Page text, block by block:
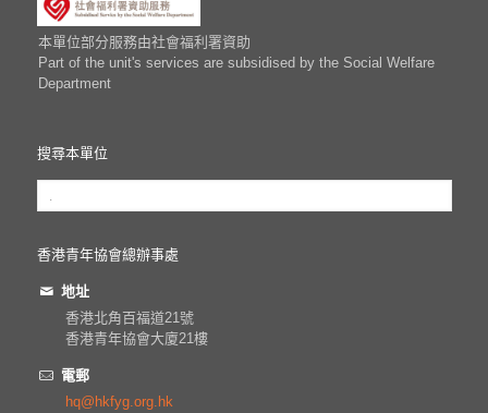
本單位部分服務由社會福利署資助
Part of the unit's services are subsidised by the Social Welfare
Department
搜尋本單位
香港青年協會總辦事處
地址
香港北角百福道21號
香港青年協會大廈21樓
電郵
hq@hkfyg.org.hk